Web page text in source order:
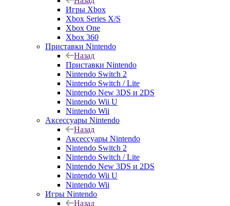
Игры Xbox
Xbox Series X/S
Xbox One
Xbox 360
Приставки Nintendo
Назад
Приставки Nintendo
Nintendo Switch 2
Nintendo Switch / Lite
Nintendo New 3DS и 2DS
Nintendo Wii U
Nintendo Wii
Аксессуары Nintendo
Назад
Аксессуары Nintendo
Nintendo Switch 2
Nintendo Switch / Lite
Nintendo New 3DS и 2DS
Nintendo Wii U
Nintendo Wii
Игры Nintendo
Назад